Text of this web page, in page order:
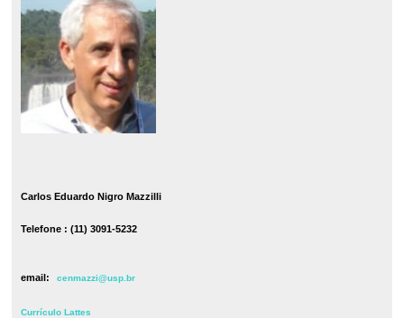
Carlos Eduardo Nigro Mazzilli
Telefone : (11) 3091-5232
email: cenmazzi@usp.br
Currículo Lattes